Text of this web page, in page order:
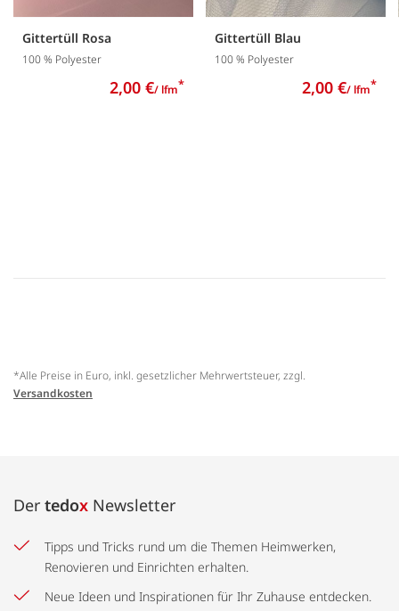
Gittertüll Rosa
100 % Polyester
2,00 €/ lfm*
Gittertüll Blau
100 % Polyester
2,00 €/ lfm*
*Alle Preise in Euro, inkl. gesetzlicher Mehrwertsteuer, zzgl.
Versandkosten
Der tedox Newsletter
Tipps und Tricks rund um die Themen Heimwerken,
Renovieren und Einrichten erhalten.
Neue Ideen und Inspirationen für Ihr Zuhause entdecken.